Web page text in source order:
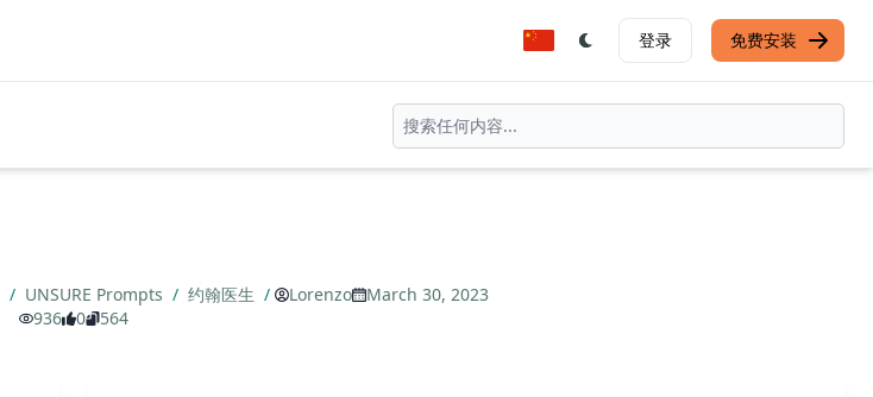
登录 免费安装
/ UNSURE Prompts / 约翰医生 / Lorenzo
March 30, 2023
936
0 564